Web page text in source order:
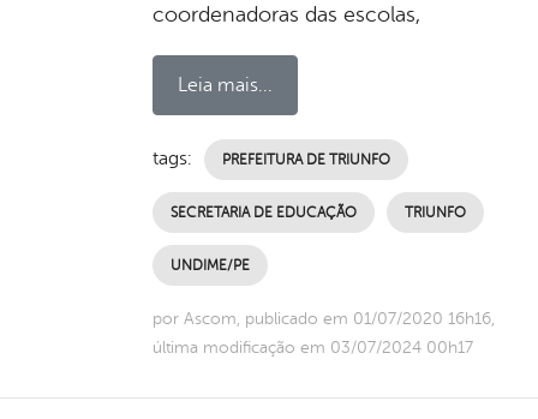
coordenadoras das escolas,
Leia mais...
tags: PREFEITURA DE TRIUNFO
SECRETARIA DE EDUCAÇÃO TRIUNFO
UNDIME/PE
por Ascom, publicado em 01/07/2020 16h16,
última modificação em 03/07/2024 00h17